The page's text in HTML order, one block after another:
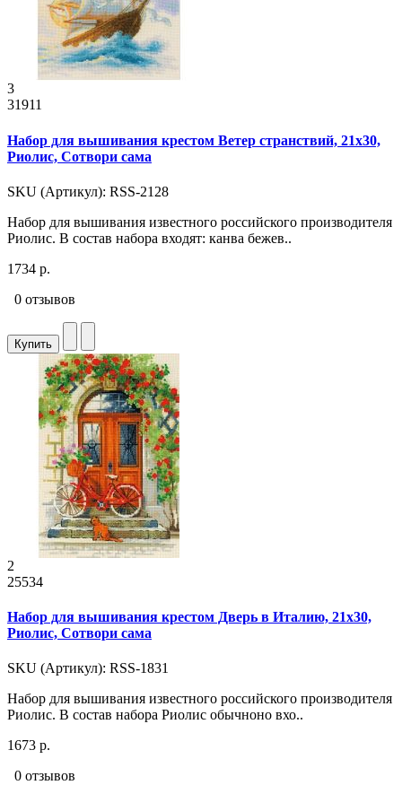
3
31911
Набор для вышивания крестом Ветер странствий, 21x30,
Риолис, Сотвори сама
SKU (Артикул): RSS-2128
Набор для вышивания известного российского производителя
Риолис. В состав набора входят: канва бежев..
1734 р.
0 отзывов
Купить
2
25534
Набор для вышивания крестом Дверь в Италию, 21x30,
Риолис, Сотвори сама
SKU (Артикул): RSS-1831
Набор для вышивания известного российского производителя
Риолис. В состав набора Риолис обычноно вхо..
1673 р.
0 отзывов